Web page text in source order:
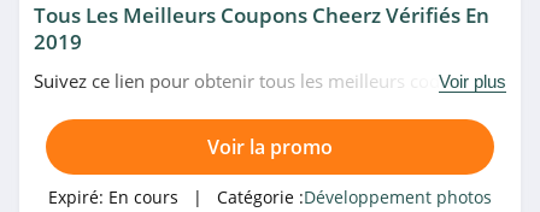
Tous Les Meilleurs Coupons Cheerz Vérifiés En
2019
Suivez ce lien pour obtenir tous les meilleurs codes
Venez très vite!
Voir plus
Voir la promo
Expiré: En cours | Catégorie :Développement photos